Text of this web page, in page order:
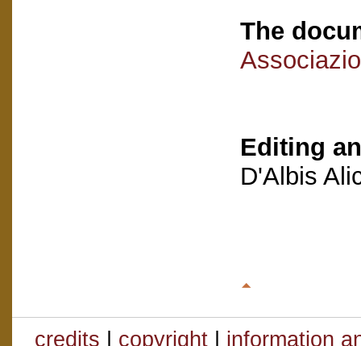
The
Editing
D'Albis
credits | copyright | information